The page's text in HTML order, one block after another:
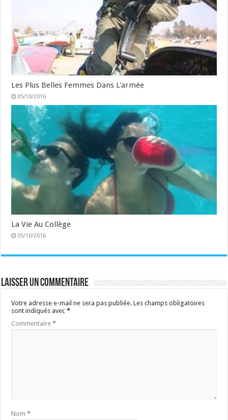
Les Plus Belles Femmes Dans L'armée
05/10/2016
La Vie Au Collège
05/10/2016
Laisser un commentaire
Votre adresse e-mail ne sera pas publiée. Les champs obligatoires
sont indiqués avec*
Commentaire*
Nom*